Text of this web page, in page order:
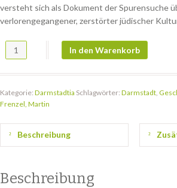
versteht sich als Dokument der Spurensuche
verlorengegangener, zerstörter jüdischer
Eine Zierde unserer Stadt Menge
In den Warenkorb
Kategorie: Darmstadtia Schlagwörter: Darmstadt,
Frenzel, Martin
Beschreibung
Beschreibung